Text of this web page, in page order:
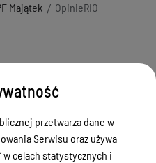
Majątek OpinieRIO
przetwarza dane w
Serwisu oraz używa
w celach statystycznych i